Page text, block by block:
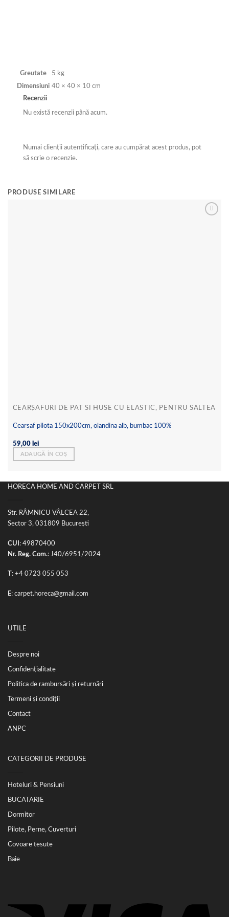
Greutate
5 kg
Dimensiuni 40 × 40 × 10 cm
Recenzii
Nu există recenzii până acum.
Numai clienții autentificați, care au cumpărat acest produs, pot
să scrie o recenzie.
PRODUSE SIMILARE
CEARȘAFURI DE PAT SI HUSE CU ELASTIC, PENTRU SALTEA
Cearsaf pilota 150x200cm, olandina alb, bumbac 100%
59,00 lei
ADAUGĂ ÎN COȘ
HORECA HOME AND CARPET SRL
Str. RÂMNICU VÂLCEA 22,
Sector 3, 031809 București
CUI : 49870400
Nr. Reg. Com.: J40/6951/2024
T: +4 0723 055 053
E: carpet.horeca@gmail.com
UTILE
Despre noi
Confidențialitate
Politica de rambursări și returnări
Termeni și condiții
Contact
ANPC
CATEGORII DE PRODUSE
Hoteluri & Pensiuni
BUCATARIE
Dormitor
Pilote, Perne, Cuverturi
Covoare tesute
Baie